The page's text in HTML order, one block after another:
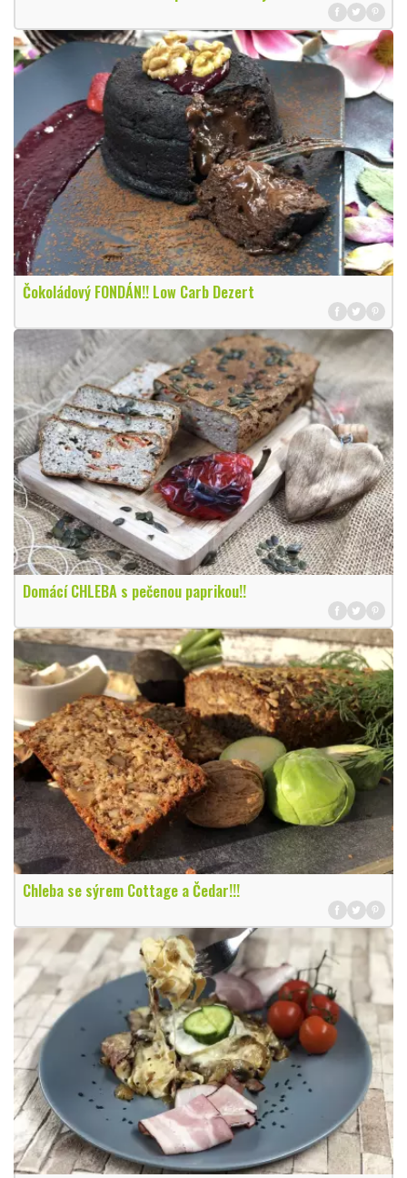
Čokoládový FONDÁN!! Low Carb Dezert
Domácí CHLEBA s pečenou paprikou!!
Chleba se sýrem Cottage a Čedar!!!